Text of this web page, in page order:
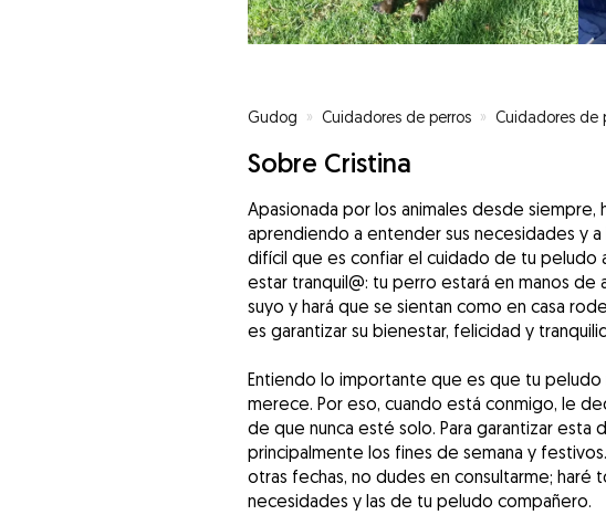
Gudog » Cuidadores de perros » Cuidadores de
Sobre Cristina
Apasionada por los animales desde
aprendiendo a entender sus necesidades y a
difícil que es confiar el cuidado de tu peludo
estar tranquil@: tu perro estará en manos
suyo y hará que se sientan como en casa
es garantizar su bienestar, felicidad y
Entiendo lo importante que es que tu
merece. Por eso, cuando está conmigo, le
de que nunca esté solo. Para garantizar esta
principalmente los fines de semana y
otras fechas, no dudes en consultarme;
necesidades y las de tu peludo compañero.